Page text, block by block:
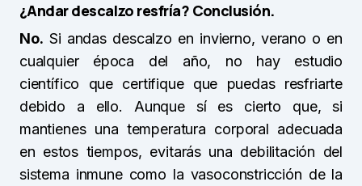
¿Andar descalzo resfría? Conclusión.
No. Si andas descalzo en invierno, verano o en
cualquier época del año, no hay estudio
científico que certifique que puedas resfriarte
debido a ello. Aunque sí es cierto que, si
mantienes una temperatura corporal adecuada
en estos tiempos, evitarás una debilitación del
sistema inmune como la vasoconstricción de la